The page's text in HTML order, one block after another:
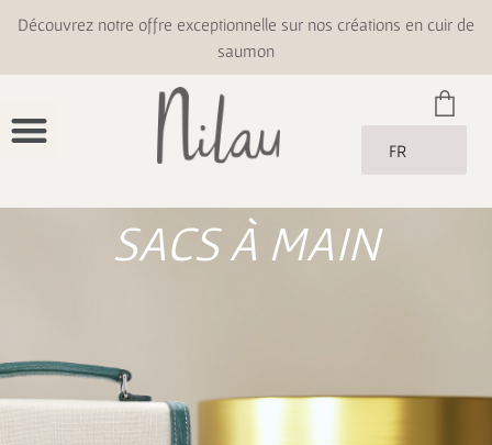
Découvrez notre offre exceptionnelle sur nos créations en cuir de
saumon
FR
SACS À MAIN